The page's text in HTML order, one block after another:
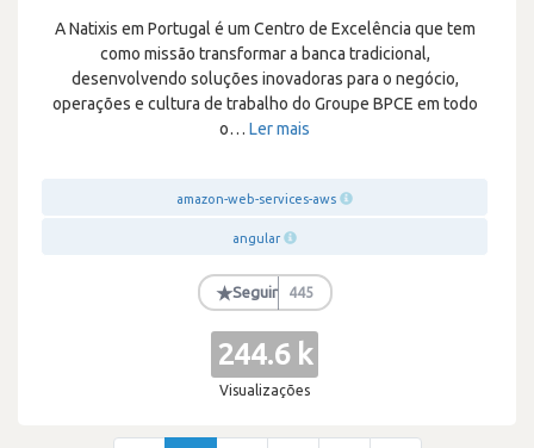
A Natixis em Portugal é um Centro de Excelência que tem
como missão transformar a banca tradicional,
desenvolvendo soluções inovadoras para o negócio,
operações e cultura de trabalho do Groupe BPCE em todo
o… Ler mais
amazon-web-services-aws
angular
★Seguir 445
244.6 k
Visualizações